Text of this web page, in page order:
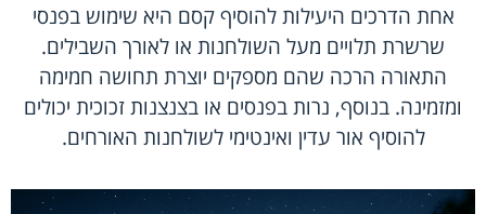
אחת הדרכים היעילות להוסיף קסם היא שימוש בפנסי
שרשרת תלויים מעל השולחנות או לאורך השבילים.
התאורה הרכה שהם מספקים יוצרת תחושה חמימה
ומזמינה. בנוסף, נרות בפנסים או בצנצנות זכוכית יכולים
להוסיף אור עדין ואינטימי לשולחנות האורחים.